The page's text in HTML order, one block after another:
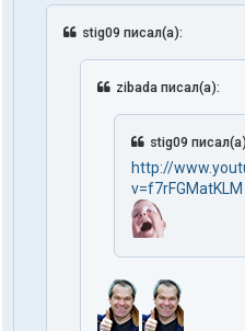
stig09 писал(а):
zibada писал(а):
stig09
http://
v=f7rFGMatKLM